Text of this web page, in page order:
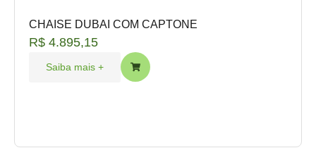
CHAISE DUBAI COM CAPTONE
R$ 4.895,15
Saiba mais +